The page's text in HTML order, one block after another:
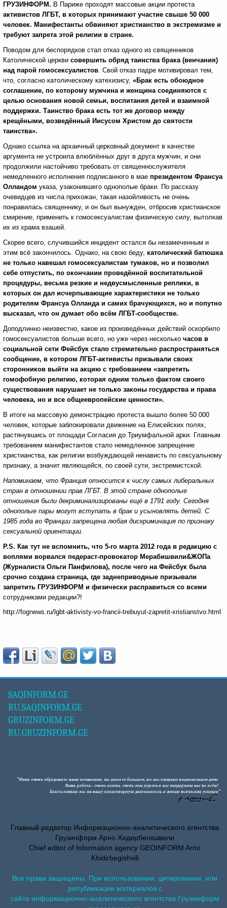
ГРУЗИНФОРМ. В Париже проходят массовые акции протеста
активистов ЛГБТ, в которых принимают участие свыше 50 000
человек. Манифестанты обвиняют христианство в экстремизме и
требуют запрета этой религии в стране.
Поводом для беспорядков стал отказ одного из священников
Католической церкви совершить обряд таинства брака (венчания)
над парой гомосексуалистов. Свой отказ падре мотивировал тем,
что, согласно католическому катехизису, «Брак есть обоюдное
соглашение, по которому мужчина и женщина соединяются с
целью основания новой семьи, воспитания детей и взаимной
поддержки. Таинство брака есть тот же договор между
крещёными, возведённый Иисусом Христом до святости
таинства».
Однако ссылка на архаичный церковный документ в качестве
аргумента не устроила влюблённых друг в друга мужчин, и они
продолжили настойчиво требовать от священнослужителя
немедленного исполнения подписанного в мае президентом Франсуа
Олландом указа, узаконившего однополые браки. По рассказу
очевидцев из числа прихожан, такая назойливость не очень
понравилась священнику, и он был вынужден, отбросив христианское
смирение, применить к гомосексуалистам физическую силу, вытолкав
их из храма взашей.
Скорее всего, случившийся инцидент остался бы незамеченным и
этим всё закончилось. Однако, на свою беду, католический батюшка
не только навешал гомосексуалистам тумаков, но и позволил
себе отпустить, по окончании проведённой воспитательной
процедуры, весьма резкие и недвусмысленные реплики, в
которых он дал исчерпывающие характеристики не только
родителям Франсуа Олланда и самих брачующихся, но и попутно
высказал, что он думает обо всём ЛГБТ-сообществе.
Доподлинно неизвестно, какое из произведённых действий оскорбило
гомосексуалистов больше всего, но уже через несколько часов в
социальной сети Фейсбук стало стремительно распространяться
сообщение, в котором ЛГБТ-активисты призывали своих
сторонников выйти на акцию с требованием «запретить
гомофобную религию, которая одним только фактом своего
существования нарушает не только законы государства и права
человека, но и все общеевропейские ценности».
В итоге на массовую демонстрацию протеста вышло более 50 000
человек, которые заблокировали движение на Елисейских полях,
растянувшись от площади Согласия до Триумфальной арки. Главным
требованием манифестантов стало немедленное запрещение
христианства, как религии возбуждающей ненависть по сексуальному
признаку, а значит являющейся, по своей сути, экстремистской.
Напоминаем, что Франция относится к числу самых либеральных
стран в отношении прав ЛГБТ. В этой стране однополые
отношения были декриминализированы ещё в 1791 году. Сегодня
однополые пары могут вступать в брак и усыновлять детей. С
1985 года во Франции запрещена любая дискриминация по признаку
сексуальной ориентации.
P.S. Как тут не вспомнить, что 5-го марта 2012 года в редакцию с
воплями ворвался педераст-провокатор Мерабишвили&ЖОПа
(Журналиста Ольги Панфилова), после чего на Фейсбук была
срочно создана страница, где заднеприводные призывали
запретить ГРУЗИНФОРМ и физически расправиться со всеми
сотрудниками редакции?!
http://fognews.ru/lgbt-aktivisty-vo-francii-trebuyut-zapretit-xristianstvo.html
SAQINFORM.GE
RU.SAQINFORM.GE
GRUZINFORM.GE
RU.GRUZINFORM.GE
Главный редактор Информационно-аналитического агентства
Грузинформ Арно Хидирбегишвили
Chief editor of Information agency GEOINFORM Arno
Khidirbegishvili
Все права защищены. При использовании, цитировании, или
републикации материалов с
сайта информационно-аналитического агентства Грузинформ